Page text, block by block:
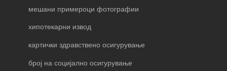
мешани примероци фотографии
хипотекарни извод
картички здравствено осигурување
број на социјално осигурување